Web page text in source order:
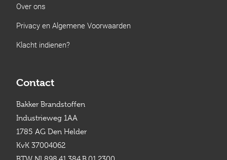
Over ons
Privacy en Algemene Voorwaarden
Klacht indienen?
Contact
Bakker Brandstoffen
Industrieweg 1AA
1785 AG Den Helder
KvK 37004062